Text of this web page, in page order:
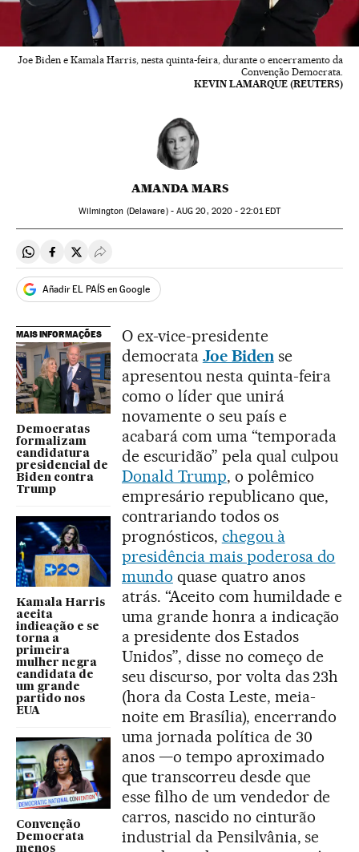
Joe Biden e Kamala Harris, nesta quinta-feira, durante o encerramento da
Convenção Democrata.
KEVIN LAMARQUE (REUTERS)
AMANDA MARS
Wilmington (Delaware) - AUG 20, 2020 - 22:01EDT
Compartir en Whatsapp
Compartir en Facebook
Compartir en Twitter
Desplegar Redes Sociales
Añadir EL PAÍS en Google
MAIS INFORMAÇÕES
Democratas
formalizam
candidatura
presidencial de
Biden contra
Trump
Kamala Harris
aceita
indicação e se
torna a
primeira
mulher negra
candidata de
um grande
partido nos
EUA
Convenção
Democrata
menos
O ex-vice-presidente
democrata Joe Bidense
apresentou nesta quinta-feira
como o líder que unirá
novamente o seu país e
acabará com uma “temporada
de escuridão” pela qual culpou
Donald Trump, o polêmico
empresário republicano que,
contrariando todos os
prognósticos, chegou à
presidência mais poderosa do
mundo quase quatro anos
atrás. “Aceito com humildade e
uma grande honra a indicação
a presidente dos Estados
Unidos”, disse no começo de
seu discurso, por volta das 23h
(hora da Costa Leste, meia-
noite em Brasília), encerrando
uma jornada política de 30
anos —o tempo aproximado
que transcorreu desde que
esse filho de um vendedor de
carros, nascido no cinturão
industrial da Pensilvânia, se